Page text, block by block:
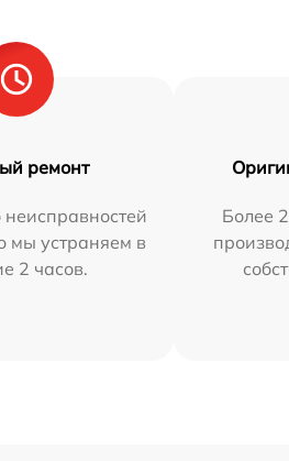
ремонт
мы устраняем в
2 часов.
Более